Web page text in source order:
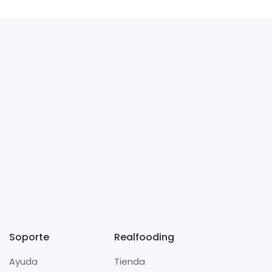
Soporte
Ayuda
Realfooding
Tienda